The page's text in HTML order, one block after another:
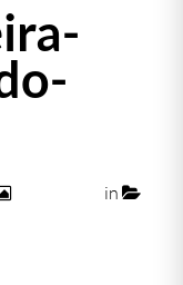
in